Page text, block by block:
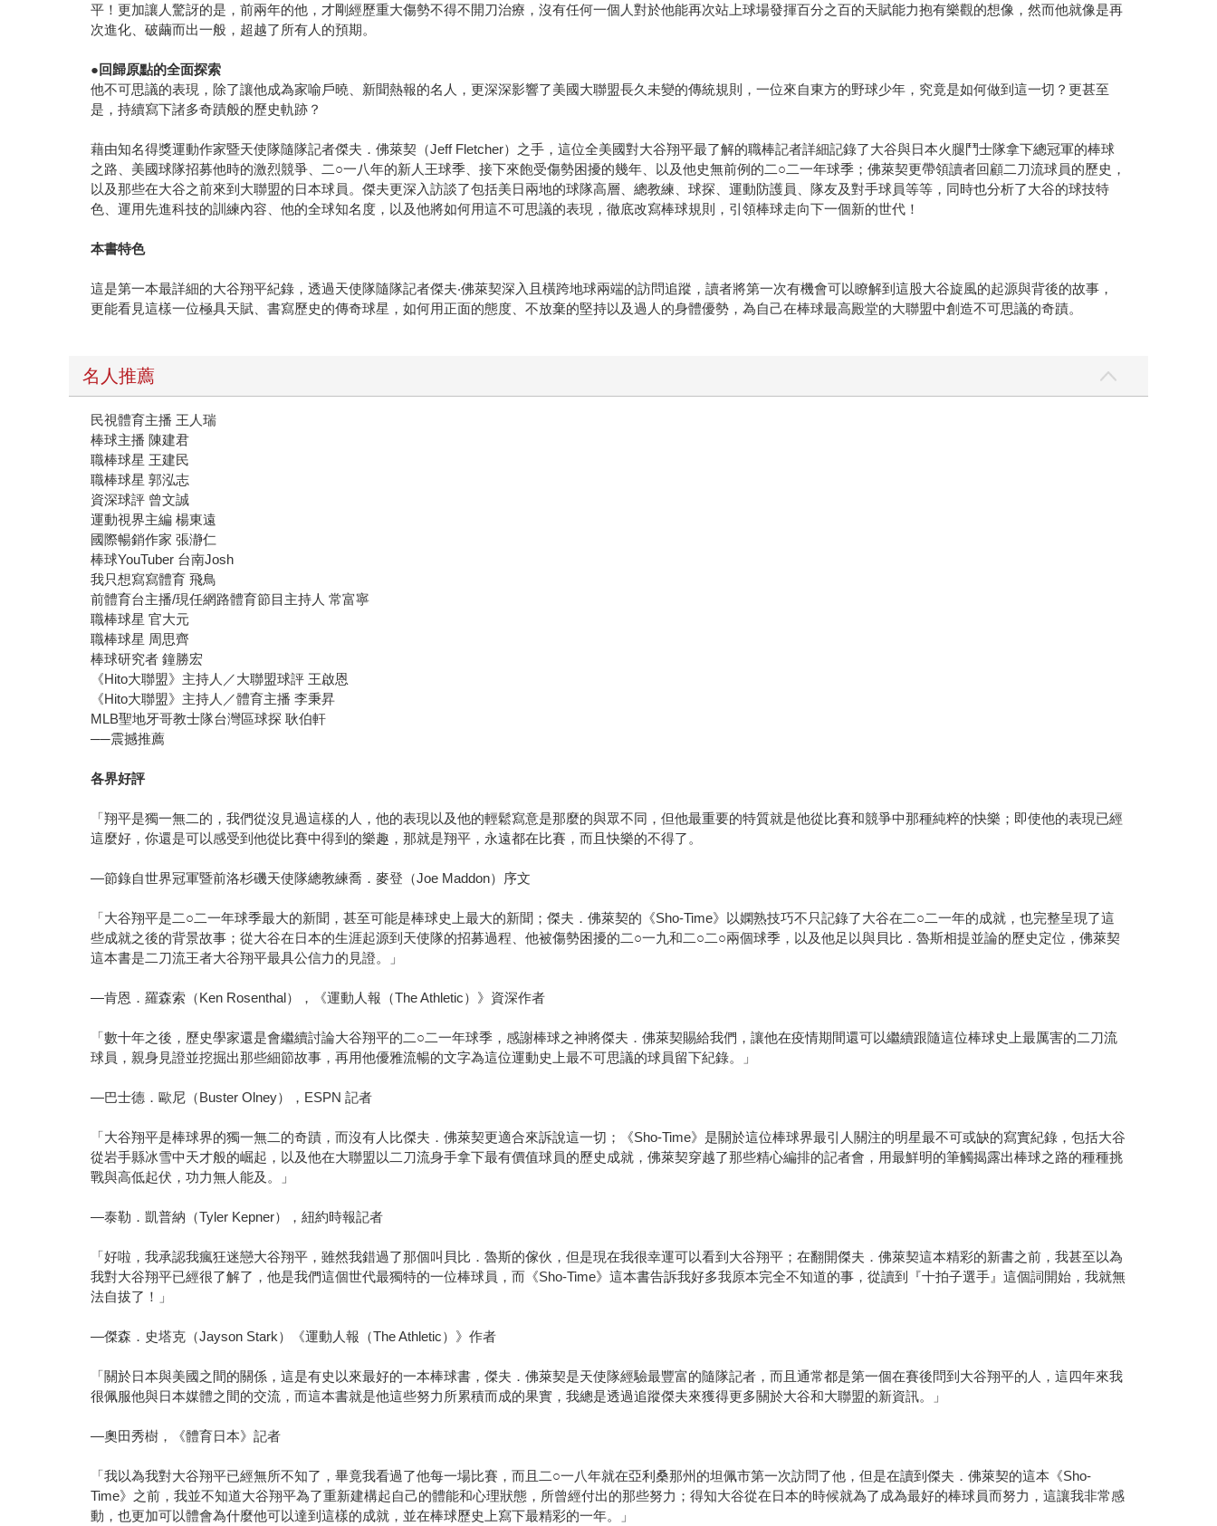
平！更加讓人驚訝的是，前兩年的他，才剛經歷重大傷勢不得不開刀治療，沒有任何一個人對於他能再次站上球場發揮百分之百的天賦能力抱有樂觀的想像，然而他就像是再
次進化、破繭而出一般，超越了所有人的預期。
●回歸原點的全面探索
他不可思議的表現，除了讓他成為家喻戶曉、新聞熱報的名人，更深深影響了美國大聯盟長久未變的傳統規則，一位來自東方的野球少年，究竟是如何做到這一切？更甚至
是，持續寫下諸多奇蹟般的歷史軌跡？
藉由知名得獎運動作家暨天使隊隨隊記者傑夫．佛萊契（Jeff Fletcher）之手，這位全美國對大谷翔平最了解的職棒記者詳細記錄了大谷與日本火腿鬥士隊拿下總冠軍的棒球
之路、美國球隊招募他時的激烈競爭、二○一八年的新人王球季、接下來飽受傷勢困擾的幾年、以及他史無前例的二○二一年球季；佛萊契更帶領讀者回顧二刀流球員的歷史，
以及那些在大谷之前來到大聯盟的日本球員。傑夫更深入訪談了包括美日兩地的球隊高層、總教練、球探、運動防護員、隊友及對手球員等等，同時也分析了大谷的球技特
色、運用先進科技的訓練內容、他的全球知名度，以及他將如何用這不可思議的表現，徹底改寫棒球規則，引領棒球走向下一個新的世代！
本書特色
這是第一本最詳細的大谷翔平紀錄，透過天使隊隨隊記者傑夫‧佛萊契深入且橫跨地球兩端的訪問追蹤，讀者將第一次有機會可以瞭解到這股大谷旋風的起源與背後的故事，
更能看見這樣一位極具天賦、書寫歷史的傳奇球星，如何用正面的態度、不放棄的堅持以及過人的身體優勢，為自己在棒球最高殿堂的大聯盟中創造不可思議的奇蹟。
名人推薦
民視體育主播 王人瑞
棒球主播 陳建君
職棒球星 王建民
職棒球星 郭泓志
資深球評 曾文誠
運動視界主編 楊東遠
國際暢銷作家 張瀞仁
棒球YouTuber 台南Josh
我只想寫寫體育 飛鳥
前體育台主播/現任網路體育節目主持人 常富寧
職棒球星 官大元
職棒球星 周思齊
棒球研究者 鐘勝宏
《Hito大聯盟》主持人／大聯盟球評 王啟恩
《Hito大聯盟》主持人／體育主播 李秉昇
MLB聖地牙哥教士隊台灣區球探 耿伯軒
──震撼推薦
各界好評
「翔平是獨一無二的，我們從沒見過這樣的人，他的表現以及他的輕鬆寫意是那麼的與眾不同，但他最重要的特質就是他從比賽和競爭中那種純粹的快樂；即使他的表現已經
這麼好，你還是可以感受到他從比賽中得到的樂趣，那就是翔平，永遠都在比賽，而且快樂的不得了。
—節錄自世界冠軍暨前洛杉磯天使隊總教練喬．麥登（Joe Maddon）序文
「大谷翔平是二○二一年球季最大的新聞，甚至可能是棒球史上最大的新聞；傑夫．佛萊契的《Sho-Time》以嫻熟技巧不只記錄了大谷在二○二一年的成就，也完整呈現了這
些成就之後的背景故事；從大谷在日本的生涯起源到天使隊的招募過程、他被傷勢困擾的二○一九和二○二○兩個球季，以及他足以與貝比．魯斯相提並論的歷史定位，佛萊契
這本書是二刀流王者大谷翔平最具公信力的見證。」
—肯恩．羅森索（Ken Rosenthal），《運動人報（The Athletic）》資深作者
「數十年之後，歷史學家還是會繼續討論大谷翔平的二○二一年球季，感謝棒球之神將傑夫．佛萊契賜給我們，讓他在疫情期間還可以繼續跟隨這位棒球史上最厲害的二刀流
球員，親身見證並挖掘出那些細節故事，再用他優雅流暢的文字為這位運動史上最不可思議的球員留下紀錄。」
—巴士德．歐尼（Buster Olney），ESPN 記者
「大谷翔平是棒球界的獨一無二的奇蹟，而沒有人比傑夫．佛萊契更適合來訴說這一切；《Sho-Time》是關於這位棒球界最引人關注的明星最不可或缺的寫實紀錄，包括大谷
從岩手縣冰雪中天才般的崛起，以及他在大聯盟以二刀流身手拿下最有價值球員的歷史成就，佛萊契穿越了那些精心編排的記者會，用最鮮明的筆觸揭露出棒球之路的種種挑
戰與高低起伏，功力無人能及。」
—泰勒．凱普納（Tyler Kepner），紐約時報記者
「好啦，我承認我瘋狂迷戀大谷翔平，雖然我錯過了那個叫貝比．魯斯的傢伙，但是現在我很幸運可以看到大谷翔平；在翻開傑夫．佛萊契這本精彩的新書之前，我甚至以為
我對大谷翔平已經很了解了，他是我們這個世代最獨特的一位棒球員，而《Sho-Time》這本書告訴我好多我原本完全不知道的事，從讀到『十拍子選手』這個詞開始，我就無
法自拔了！」
—傑森．史塔克（Jayson Stark）《運動人報（The Athletic）》作者
「關於日本與美國之間的關係，這是有史以來最好的一本棒球書，傑夫．佛萊契是天使隊經驗最豐富的隨隊記者，而且通常都是第一個在賽後問到大谷翔平的人，這四年來我
很佩服他與日本媒體之間的交流，而這本書就是他這些努力所累積而成的果實，我總是透過追蹤傑夫來獲得更多關於大谷和大聯盟的新資訊。」
—奧田秀樹，《體育日本》記者
「我以為我對大谷翔平已經無所不知了，畢竟我看過了他每一場比賽，而且二○一八年就在亞利桑那州的坦佩市第一次訪問了他，但是在讀到傑夫．佛萊契的這本《Sho-
Time》之前，我並不知道大谷翔平為了重新建構起自己的體能和心理狀態，所曾經付出的那些努力；得知大谷從在日本的時候就為了成為最好的棒球員而努力，這讓我非常感
動，也更加可以體會為什麼他可以達到這樣的成就，並在棒球歷史上寫下最精彩的一年。」